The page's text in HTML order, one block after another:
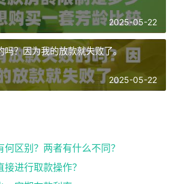
2025-05-22
吗？因为我的放款就失败了。
2025-05-22
区别？两者有什么不同？
进行取款操作？